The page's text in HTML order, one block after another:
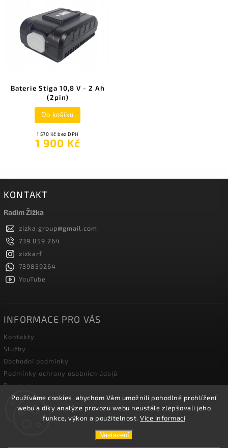
Používáme cookies, abychom Vám umožnili pohodlné prohlížení
webu a díky analýze provozu webu neustále zlepšovali jeho
funkce, výkon a použitelnost. Více informací
Nastavení
Baterie Stiga 10,8 V - 2 Ah
(2pin)
1 570 Kč bez DPH
1 900 Kč
Do košíku
KONTAKT
Radim Žižka
zizka.group@gmail.com
739 859 264
zizkarf
739859264
YouTube
INFORMACE PRO VÁS
Kontakty
Služby
Obchodní podmínky
Podmínky ochrany osobních údajů
Doprava
Blog zahradní techniky
Žižka R&F s.r.o.. Všechna práva vyhrazena.
Shoptet